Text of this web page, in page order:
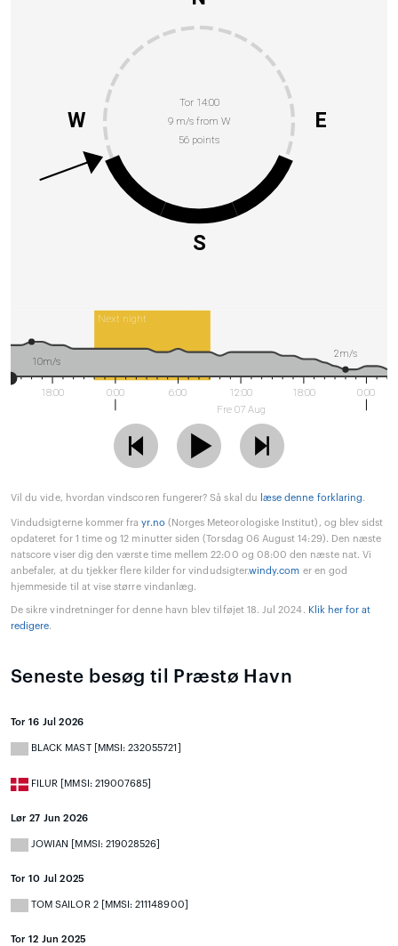
Tor 14:00
9 m/s from W
56 points
E
S
W
Next night
18:00 0:00 6:00
12:00
Fre 07 Aug
18:00 0:00
10m/s
2m/s
Vil du vide, hvordan vindscoren fungerer? Så skal du læse denne forklaring.
Vindudsigterne kommer frayr.no (Norges Meteorologiske Institut), og blev sidst
opdateret for 1 time og 12 minutter siden (Torsdag 06 August 14:29). Den næste
natscore viser dig den værste time mellem 22:00 og 08:00 den næste nat. Vi
anbefaler, at du tjekker flere kilder for vindudsigter.windy.com er en god
hjemmeside til at vise større vindanlæg.
De sikre vindretninger for denne havn blev tilføjet 18. Jul 2024. Klik her for at
redigere.
Seneste besøg til Præstø Havn
Tor 16 Jul 2026
BLACK MAST [MMSI: 232055721]
FILUR [MMSI: 219007685]
Lør 27 Jun 2026
JOWIAN [MMSI: 219028526]
Tor 10 Jul 2025
TOM SAILOR 2 [MMSI: 211148900]
Tor 12 Jun 2025